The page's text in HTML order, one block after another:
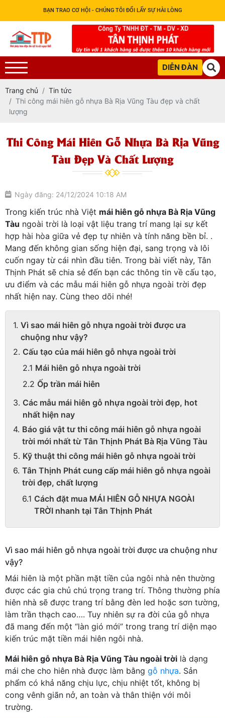
BẠN TRAO CƠ HỘI - CHÚNG TÔI ĐỔI LẤY SỰ HÀI LÒNG
DIỄN ĐÀN
Trang chủ
Tin tức
Thi công mái hiên gỗ nhựa Bà Rịa Vũng Tàu đẹp và chất
lượng
Thi Công Mái Hiên Gỗ Nhựa Bà Rịa Vũng
Tàu Đẹp Và Chất Lượng
Ngày đăng: 24/12/2024 10:18 AM
Trong kiến trúc nhà Việt mái hiên gỗ nhựa Bà Rịa Vũng
Tàu ngoài trời là loại vật liệu trang trí mang lại sự kết
hợp hài hòa giữa vẻ đẹp tự nhiên và tính năng bền bỉ. .
Mang đến không gian sống hiện đại, sang trọng và lôi
cuốn ngay từ cái nhìn đầu tiên. Trong bài viết này, Tân
Thịnh Phát sẽ chia sẻ đến bạn các thông tin về cấu tạo,
ưu điểm và các mẫu mái hiên gỗ nhựa ngoài trời đẹp
nhất hiện nay. Cùng theo dõi nhé!
Vì sao mái hiên gỗ nhựa ngoài trời được ưa
chuộng như vậy?
Cấu tạo của mái hiên gỗ nhựa ngoài trời
Mái hiên gỗ nhựa ngoài trời
Ốp trần mái hiên
Các mẫu mái hiên gỗ nhựa ngoài trời đẹp, hot
nhất hiện nay
Báo giá vật tư thi công mái hiên gỗ nhựa ngoài
trời mới nhất từ Tân Thịnh Phát Bà Rịa Vũng Tàu
Kỹ thuật thi công mái hiên gỗ nhựa ngoài trời
Tân Thịnh Phát cung cấp mái hiên gỗ nhựa ngoài
trời đẹp, chất lượng
Cách đặt mua MÁI HIÊN GỖ NHỰA NGOÀI
TRỜI nhanh tại Tân Thịnh Phát
Vì sao mái hiên gỗ nhựa ngoài trời được ưa chuộng như
vậy?
Mái hiên là một phần mặt tiền của ngôi nhà nên thường
được các gia chủ chú trọng trang trí. Thông thường phía
hiên nhà sẽ được trang trí bằng đèn led hoặc sơn tường,
làm trần thạch cao…. Tuy nhiên sự ra đời của gỗ nhựa
đã mang đến một “làn gió mới” trong trang trí diện mạo
kiến trúc mặt tiền mái hiên ngôi nhà.
Mái hiên gỗ nhựa Bà Rịa Vũng Tàu ngoài trời là dạng
mái che cho hiên nhà được làm bằng gỗ nhựa. Sản
phẩm có khả năng chịu lực, chịu nhiệt tốt, không bị
cong vênh giãn nở, an toàn và thân thiện với môi
trường.